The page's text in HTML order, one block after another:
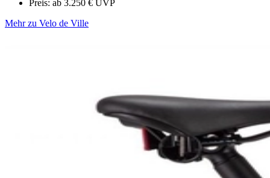
Preis: ab 3.250 € UVP
Mehr zu Velo de Ville